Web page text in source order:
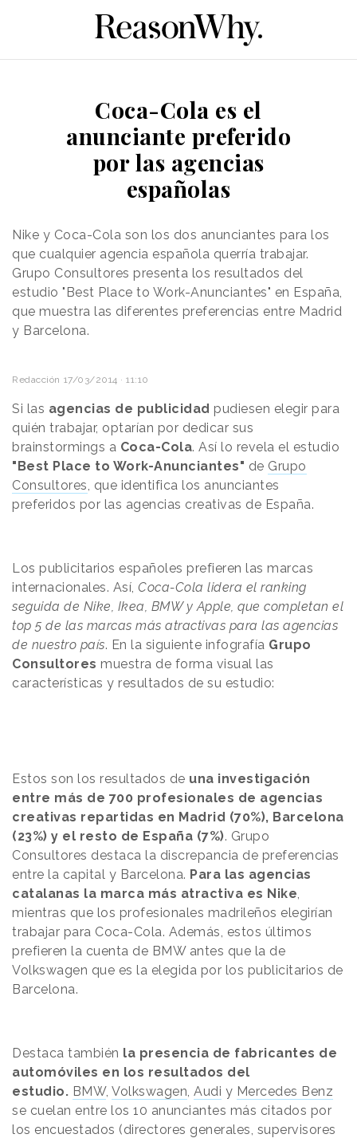
Coca-Cola es el
anunciante preferido
por las agencias
españolas
Nike y Coca-Cola son los dos anunciantes para los
que cualquier agencia española querría trabajar.
Grupo Consultores presenta los resultados del
estudio "Best Place to Work-Anunciantes" en España,
que muestra las diferentes preferencias entre Madrid
y Barcelona.
Redacción 17/03/2014 · 11:10
Si las agencias de publicidad pudiesen elegir para
quién trabajar, optarían por dedicar sus
brainstormings a Coca-Cola. Así lo revela el estudio
"Best Place to Work-Anunciantes" de Grupo
Consultores , que identifica los anunciantes
preferidos por las agencias creativas de España.
Los publicitarios españoles prefieren las marcas
internacionales. Así, Coca-Cola lidera el ranking
seguida de Nike, Ikea, BMW y Apple, que completan el
top 5 de las marcas más atractivas para las agencias
de nuestro país. En la siguiente infografía Grupo
Consultores muestra de forma visual las
características y resultados de su estudio:
Estos son los resultados de una investigación
entre más de 700 profesionales de agencias
creativas repartidas en Madrid (70%), Barcelona
(23%) y el resto de España (7%). Grupo
Consultores destaca la discrepancia de preferencias
entre la capital y Barcelona. Para las agencias
catalanas la marca más atractiva es Nike
mientras que los profesionales madrileños elegirían
trabajar para Coca-Cola. Además, estos últimos
prefieren la cuenta de BMW antes que la de
Volkswagen que es la elegida por los publicitarios de
Barcelona.
Destaca también la presencia de fabricantes de
automóviles en los resultados del
estudio. BMW, Volkswagen Audi y Mercedes Benz
se cuelan entre los 10 anunciantes más citados por
los encuestados (directores generales, supervisores